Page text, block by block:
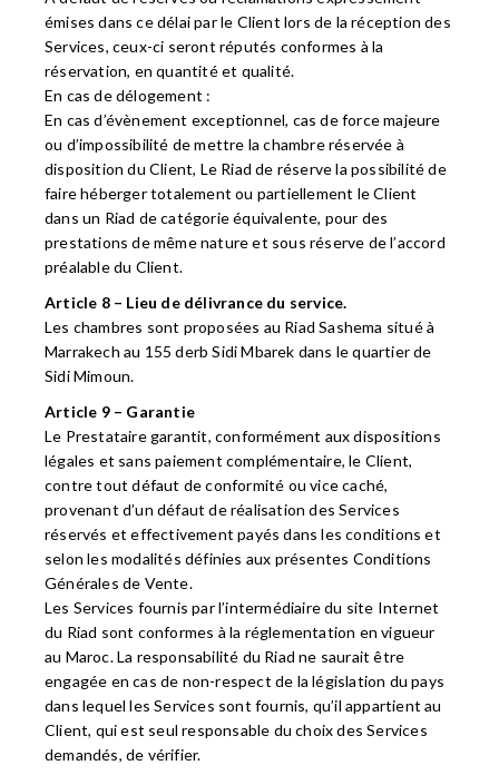
émises dans ce délai par le Client lors de la réception des
Services, ceux-ci seront réputés conformes à la
réservation, en quantité et qualité.
En cas de délogement :
En cas d’évènement exceptionnel, cas de force majeure
ou d’impossibilité de mettre la chambre réservée à
disposition du Client, Le Riad de réserve la possibilité de
faire héberger totalement ou partiellement le Client
dans un Riad de catégorie équivalente, pour des
prestations de même nature et sous réserve de l’accord
préalable du Client.
Article 8 – Lieu de délivrance du service.
Les chambres sont proposées au Riad Sashema situé à
Marrakech au 155 derb Sidi Mbarek dans le quartier de
Sidi Mimoun.
Article 9 – Garantie
Le Prestataire garantit, conformément aux dispositions
légales et sans paiement complémentaire, le Client,
contre tout défaut de conformité ou vice caché,
provenant d’un défaut de réalisation des Services
réservés et effectivement payés dans les conditions et
selon les modalités définies aux présentes Conditions
Générales de Vente.
Les Services fournis par l’intermédiaire du site Internet
du Riad sont conformes à la réglementation en vigueur
au Maroc. La responsabilité du Riad ne saurait être
engagée en cas de non-respect de la législation du pays
dans lequel les Services sont fournis, qu’il appartient au
Client, qui est seul responsable du choix des Services
demandés, de vérifier.